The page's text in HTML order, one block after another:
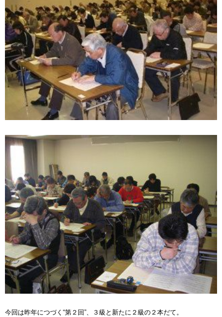
今回は昨年につづく“第２回”、３級と新たに２級の２本だて。